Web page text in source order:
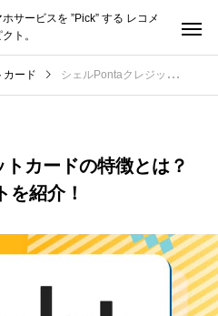
サービスを ”Pick” する レコメ
ト。
カード シェルPontaクレジットカードの特徴とは？メリットとデメリットを紹介！
カードの特徴とは？
を紹介！